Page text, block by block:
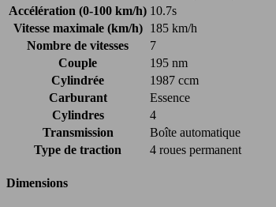
Accélération (0-100 km/h) 10.7s
Vitesse maximale (km/h)
185 km/h
Nombre de vitesses
7
Couple
195 nm
Cylindrée
1987 ccm
Carburant
Essence
Cylindres
4
Transmission
Boîte automatique
Type de traction
4 roues permanent
Dimensions